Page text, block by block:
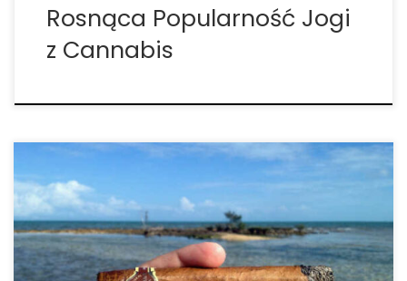
Rosnąca Popularność Jogi
z Cannabis
THC, CBD, CBC, CBN. Akronimy w świecie konopi
mogą być przytłaczające, ale zrozumienie, czym
jest każdy z nich i jak działa, pozwoli ci lepiej
zrozumieć – i używać – marihuany. Czym są te